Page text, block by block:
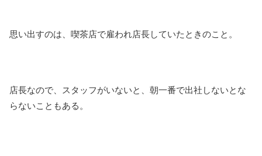
思い出すのは、喫茶店で雇われ店長していたときのこと。
店長なので、スタッフがいないと、朝一番で出社しないとな
らないこともある。